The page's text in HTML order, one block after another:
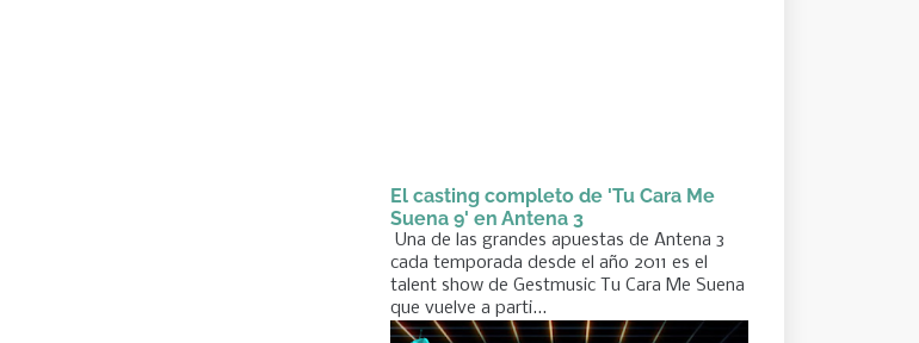
El casting completo de 'Tu Cara Me
Suena 9' en Antena 3
Una de las grandes apuestas de Antena 3
cada temporada desde el año 2011 es el
talent show de Gestmusic Tu Cara Me Suena
que vuelve a parti...